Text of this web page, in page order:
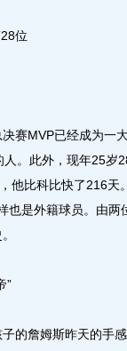
位
MVP已经成为一
。此外，现年25岁
他比科比快了216天
也是外籍球员。由
”
詹姆斯昨天的手感